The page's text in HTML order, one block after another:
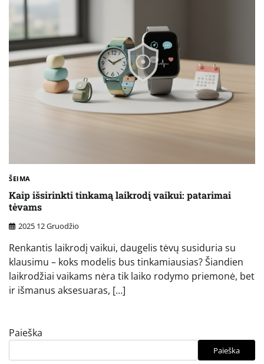
ŠEIMA
Kaip išsirinkti tinkamą laikrodį vaikui: patarimai
tėvams
2025 12 Gruodžio
Renkantis laikrodį vaikui, daugelis tėvų susiduria su
klausimu – koks modelis bus tinkamiausias? Šiandien
laikrodžiai vaikams nėra tik laiko rodymo priemonė, bet
ir išmanus aksesuaras, […]
Paieška
Paieška